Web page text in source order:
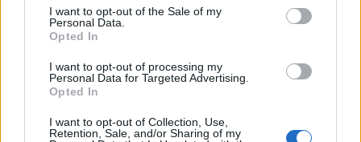
consent section.
I want to opt-out of the Sale of my
Personal Data.
Opted In
I want to opt-out of processing my
Personal Data for Targeted Advertising.
Opted In
I want to opt-out of Collection, Use,
Retention, Sale, and/or Sharing of my